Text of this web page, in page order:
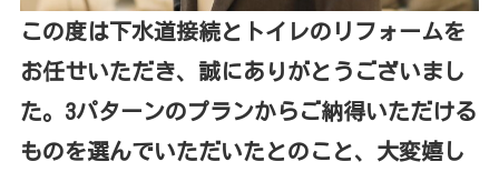
この度は下水道接続とトイレのリフォームを
お任せいただき、誠にありがとうございまし
た。3パターンのプランからご納得いただける
ものを選んでいただいたとのこと、大変嬉し